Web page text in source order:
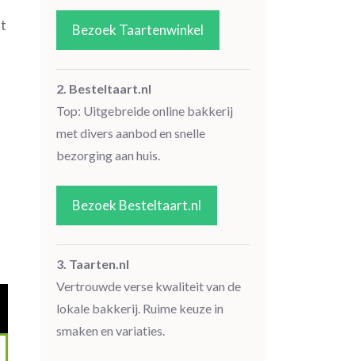
Bezoek Taartenwinkel
2. Besteltaart.nl
Top: Uitgebreide online bakkerij
met divers aanbod en snelle
bezorging aan huis.
Bezoek Besteltaart.nl
3. Taarten.nl
Vertrouwde verse kwaliteit van de
lokale bakkerij. Ruime keuze in
smaken en variaties.